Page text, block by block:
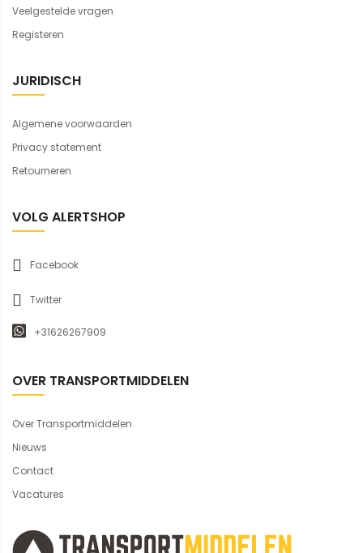
Veelgestelde vragen
Registeren
JURIDISCH
Algemene voorwaarden
Privacy statement
Retourneren
VOLG ALERTSHOP
Facebook
Twitter
+31626267909
OVER TRANSPORTMIDDELEN
Over Transportmiddelen
Nieuws
Contact
Vacatures